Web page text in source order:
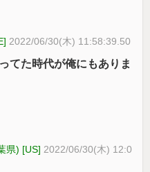
2022/06/30(木) 11:58:39.50
てた時代が俺にもありま
県) [US] 2022/06/30(木) 12:0